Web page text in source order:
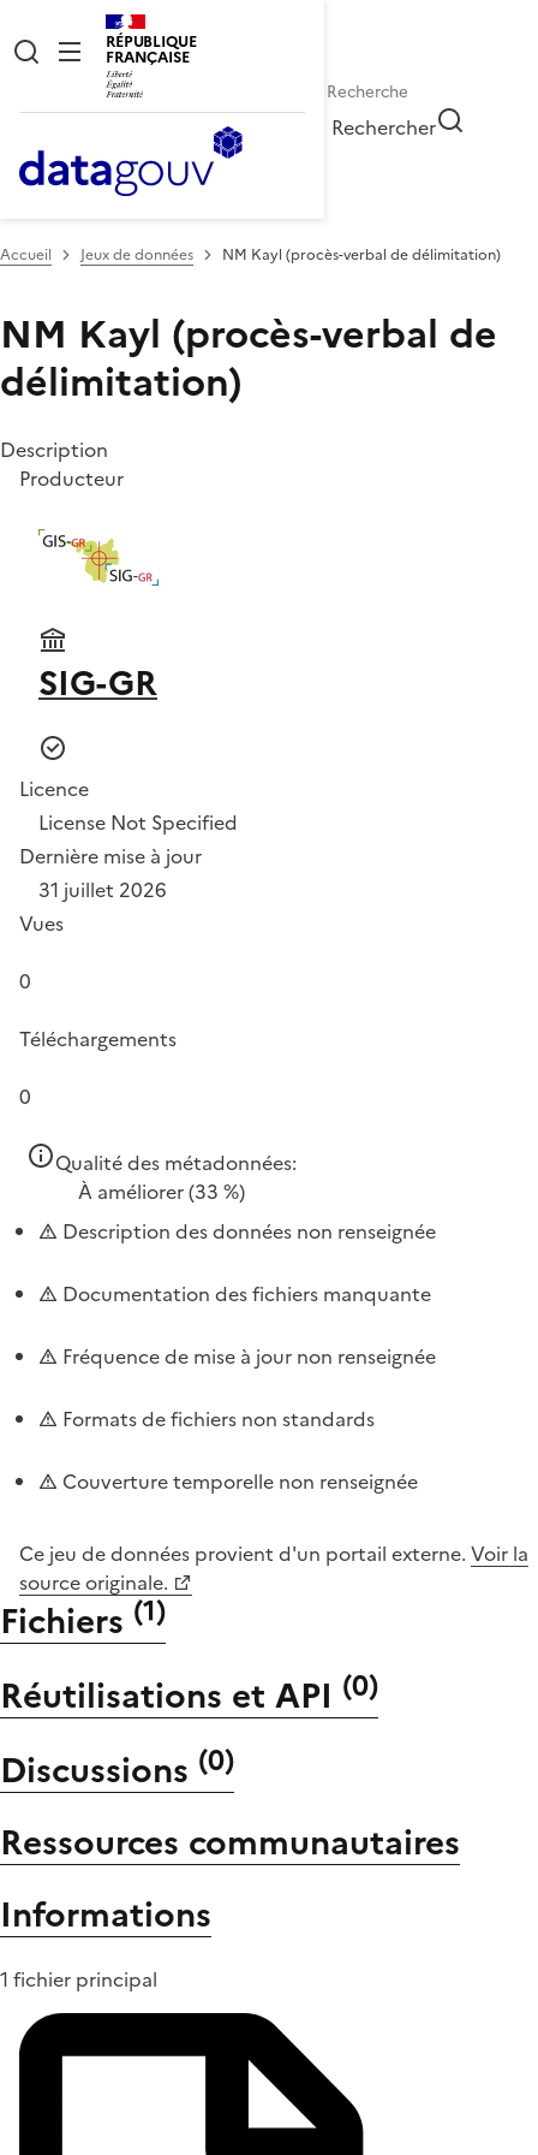
RÉPUBLIQUE
FRANÇAISE
Rechercher
Accueil Jeux de données NM Kayl (procès-verbal de délimitation)
NM Kayl (procès-verbal de
délimitation)
Description
Producteur
SIG-GR
Licence
License Not Specified
Dernière mise à jour
31 juillet 2026
Vues
0
Téléchargements
0
Qualité des métadonnées:
À améliorer(33 %)
Description des données non renseignée
Documentation des fichiers manquante
Fréquence de mise à jour non renseignée
Formats de fichiers non standards
Couverture temporelle non renseignée
Ce jeu de données provient d'un portail externe. Voir la
source originale.
Fichiers (1)
Réutilisations et API (0)
Discussions (0)
Ressources communautaires
Informations
1 fichier principal